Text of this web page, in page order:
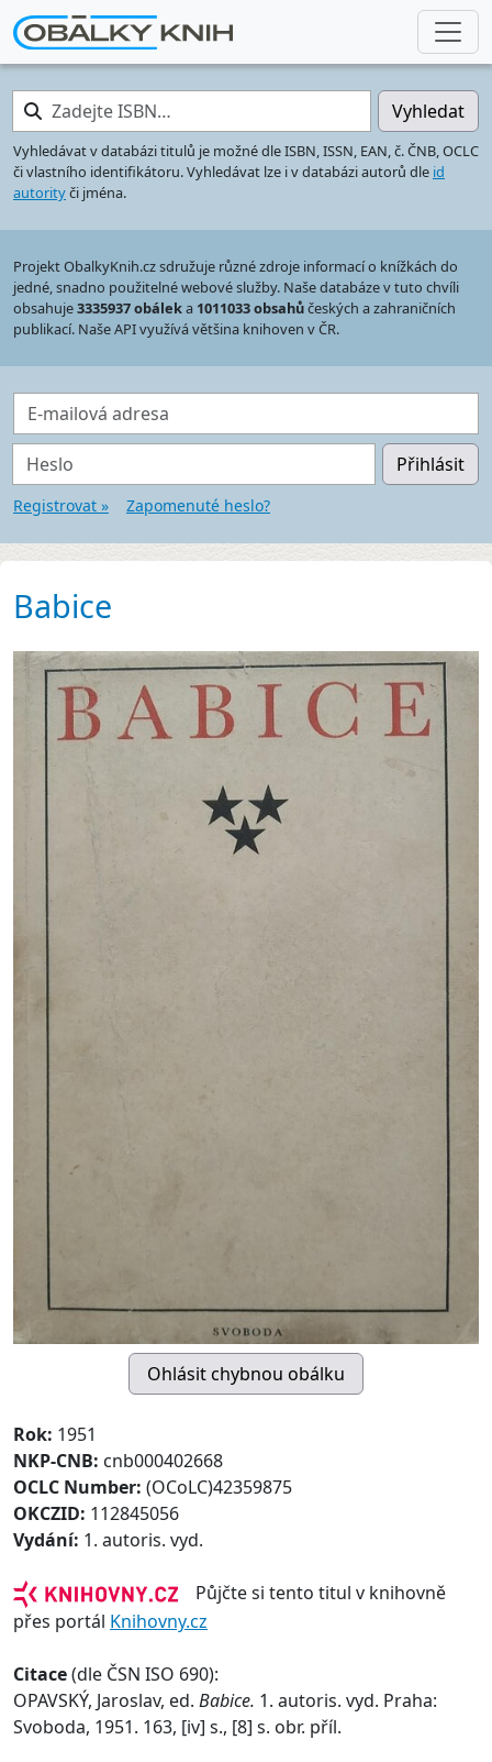
Zadejte ISBN… Vyhledat
Vyhledávat v databázi titulů je možné dle ISBN, ISSN, EAN, č. ČNB, OCLC
či vlastního identifikátoru. Vyhledávat lze i v databázi autorů dle id
autorityči jména.
Projekt ObalkyKnih.cz sdružuje různé zdroje informací o knížkách do
jedné, snadno použitelné webové služby. Naše databáze v tuto chvíli
obsahuje3335937 obáleka 1011033 obsahůčeských a zahraničních
publikací. Naše API využívá většina knihoven v ČR.
E-mailová adresa
Heslo Přihlásit
Registrovat » Zapomenuté heslo?
Babice
Rok: 1951
NKP-CNB: cnb000402668
OCLC Number: (OCoLC)42359875
OKCZID: 112845056
Vydání: 1. autoris. vyd.
Půjčte si tento titul v knihovně
přes portál Knihovny.cz
Citace(dle ČSN ISO 690):
OPAVSKÝ, Jaroslav, ed. Babice. 1. autoris. vyd. Praha:
Svoboda, 1951. 163, [iv] s., [8] s. obr. příl.